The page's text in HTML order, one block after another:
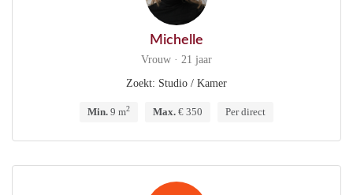
Michelle
Vrouw · 21 jaar
Zoekt: Studio / Kamer
Min. 9 m2 Max. € 350 Per direct